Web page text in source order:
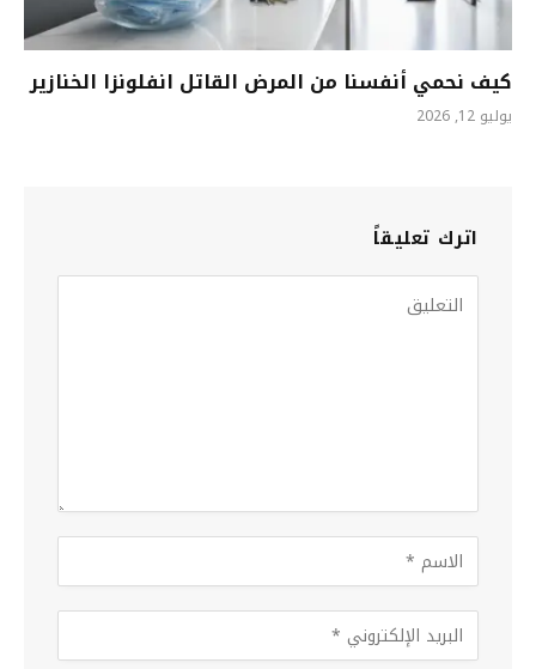
كيف نحمي أنفسنا من المرض القاتل انفلونزا الخنازير
يوليو 12, 2026
اترك تعليقاً